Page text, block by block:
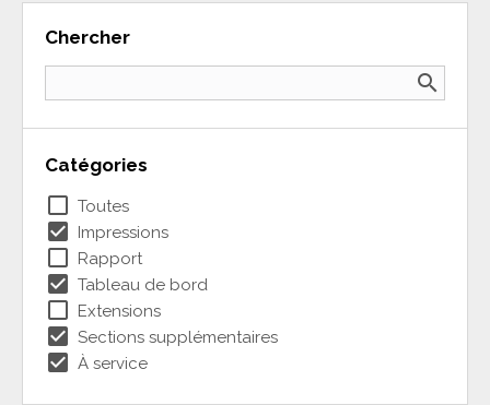
Chercher
search
Catégories
check_box_outline_blank Toutes
check_box Impressions
check_box_outline_blank Rapport
check_box Tableau de bord
check_box_outline_blank Extensions
check_box Sections supplémentaires
check_box À service